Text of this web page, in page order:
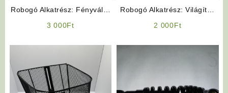
Robogó Alkatrész: Fényváltó
3 000Ft
Robogó Alkatrész: Világítás
2 000Ft